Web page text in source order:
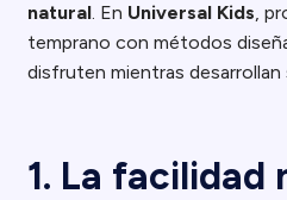
natural. En Universal Kids,
temprano con métodos
disfruten mientras desarrollan
1. La facilidad